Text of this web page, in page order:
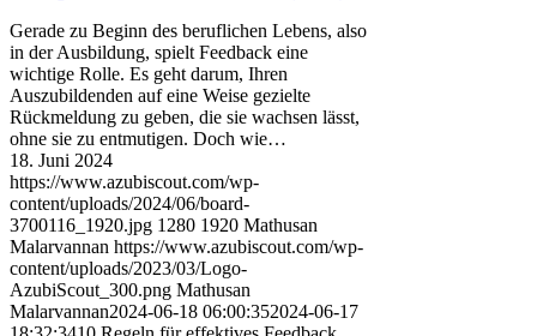
Gerade zu Beginn des beruflichen Lebens, also
in der Ausbildung, spielt Feedback eine
wichtige Rolle. Es geht darum, Ihren
Auszubildenden auf eine Weise gezielte
Rückmeldung zu geben, die sie wachsen lässt,
ohne sie zu entmutigen. Doch wie…
18. Juni 2024
https://www.azubiscout.com/wp-
content/uploads/2024/06/board-
3700116_1920.jpg 1280 1920 Mathusan
Malarvannan https://www.azubiscout.com/wp-
content/uploads/2023/03/Logo-
AzubiScout_300.png Mathusan
Malarvannan2024-06-18 06:00:352024-06-17